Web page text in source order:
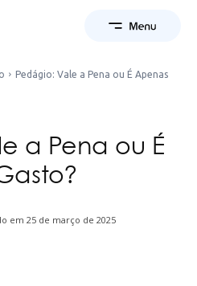
Pedágio: Vale a Pena ou É Apenas
a Pena ou É
em 25 de março de 2025